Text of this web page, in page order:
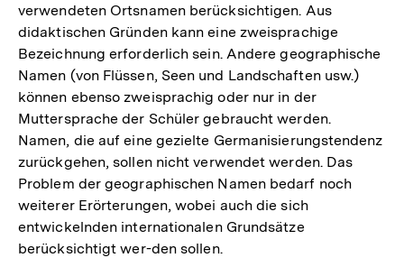
verwendeten Ortsnamen berücksichtigen. Aus
didaktischen Gründen kann eine zweisprachige
Bezeichnung erforderlich sein. Andere geographische
Namen (von Flüssen, Seen und Landschaften usw.)
können ebenso zweisprachig oder nur in der
Muttersprache der Schüler gebraucht werden.
Namen, die auf eine gezielte Germanisierungstendenz
zurückgehen, sollen nicht verwendet werden. Das
Problem der geographischen Namen bedarf noch
weiterer Erörterungen, wobei auch die sich
entwickelnden internationalen Grundsätze
berücksichtigt wer-den sollen.